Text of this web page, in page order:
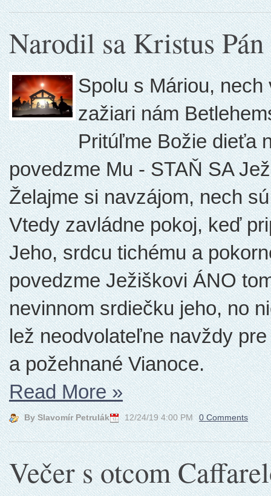
Narodil sa Kristus Pán
Spolu s Máriou,
zažiari nám
Pritúľme Božie dieťa
povedzme Mu - STAŇ SA
Želajme si navzájom, nech
Vtedy zavládne pokoj, keď
Jeho, srdcu tichému a
povedzme Ježiškovi ÁNO
nevinnom srdiečku jeho, no
lež neodvolateľne navždy
a požehnané Vianoce.
Read More»
By Slavomír Petrulák 12/24/19 4:00 PM 0 Comments
Večer s otcom